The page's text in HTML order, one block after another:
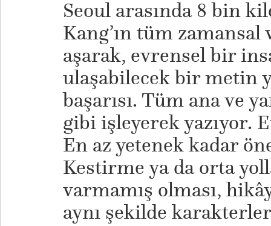
Seoul arasında 8 bin
Kang’ın tüm
aşarak, evrensel bir
ulaşabilecek bir metin
başarısı. Tüm ana ve
gibi işleyerek yazıyor.
En az yetenek kadar
Kestirme ya da orta
varmamış olması,
aynı şekilde